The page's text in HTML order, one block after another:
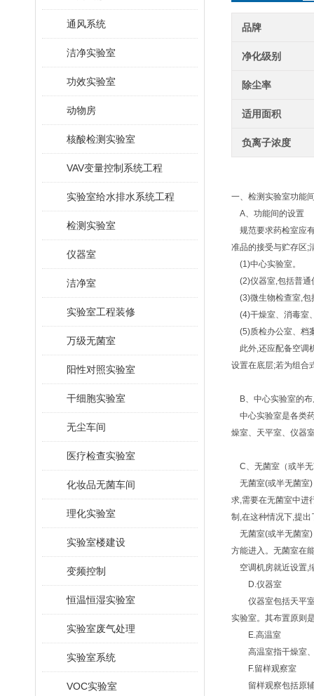
通风系统
洁净实验室
功效实验室
动物房
核酸检测实验室
VAV变量控制系统工程
实验室给水排水系统工程
检测实验室
仪器室
洁净室
实验室工程装修
万级无菌室
阳性对照实验室
干细胞实验室
无尘车间
医疗检查实验室
化妆品无菌车间
理化实验室
实验室楼建设
变频控制
恒温恒湿实验室
实验室废气处理
实验室系统
VOC实验室
品牌
净化级别
除尘率
适用面积
负离子浓度
一、检测实验室功能
A、功能间的设置
规范要求药检室应
准品的接受与贮存区;
(1)中心实验室。
(2)仪器室,包括普
(3)微生物检查室,包
(4)干燥室、消毒室
(5)质检办公室、 档
此外,还应配备空调
设置在底层;若为组合
B、中心实验室的
中心实验室是各类
燥室、天平室、仪器
C、无菌室（或半
无菌室(或半无菌室)
求,需要在无菌室中进
制,在这种情况下,提
无菌室(或半无菌室)
方能进入。无菌室在
空调机房就近设置,
D.仪器室
仪器室包括天平室
实验室。其布置原则
E.高温室
高温室指干燥室、
F.留样观察室
留样观察包括原辅